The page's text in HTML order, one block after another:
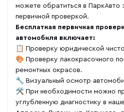
можете обратиться в ПаркАвто
первичной проверкой.
Бесплатная первичная
автомобиля включает:
📋 Проверку юридической
🎨 Проверку лакокрасочного
ремонтных окрасов.
🔧 Визуальный осмотр
🛠 При необходимости можно
углубленную диагностику в